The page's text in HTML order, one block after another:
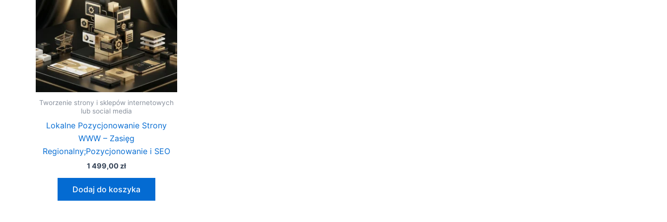
Tworzenie strony i sklepów internetowych
lub social media
Lokalne Pozycjonowanie Strony
WWW – Zasięg
Regionalny;Pozycjonowanie i SEO
1 499,00 zł
Dodaj do koszyka